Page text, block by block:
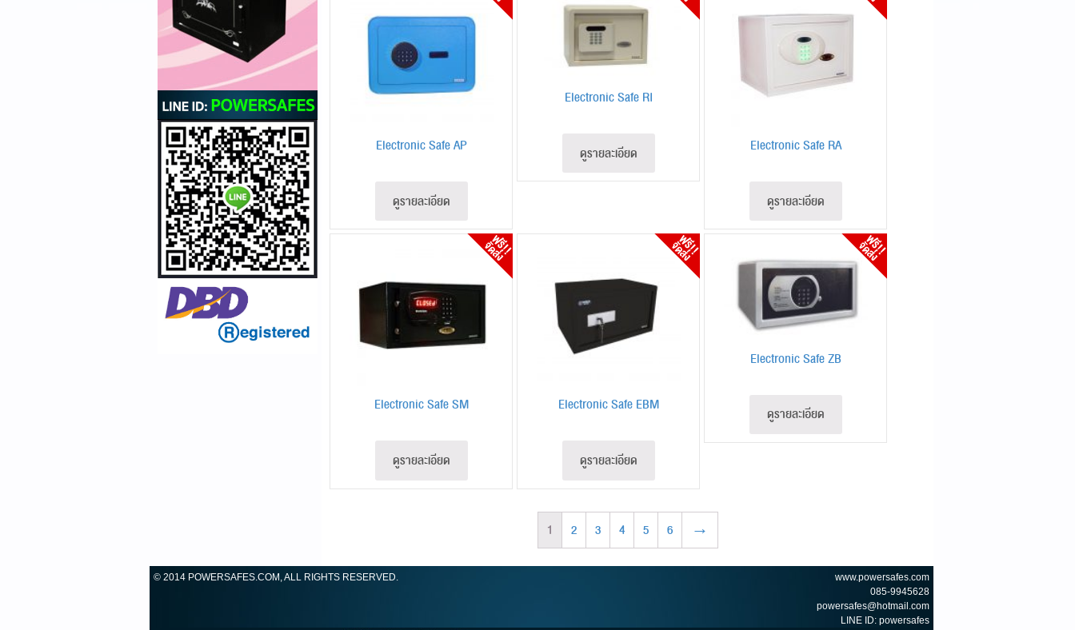
Electronic Safe AP
ดูรายละเอียด
Electronic Safe RI
ดูรายละเอียด Electronic Safe RA
ดูรายละเอียด
Electronic Safe SM
ดูรายละเอียด
Electronic Safe EBM
ดูรายละเอียด
Electronic Safe ZB
ดูรายละเอียด
1 2 3 4 5 6 →
© 2014 POWERSAFES.COM, ALL RIGHTS RESERVED.
www.powersafes.com
085-9945628
powersafes@hotmail.com
LINE ID: powersafes